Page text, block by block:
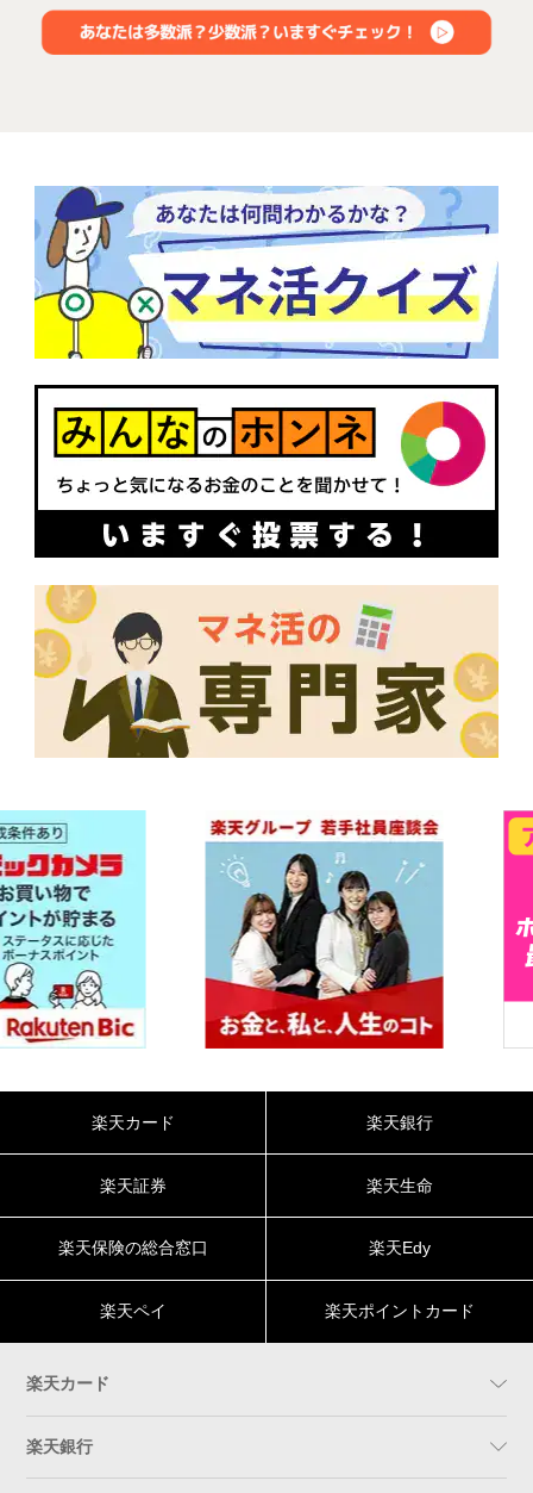
楽天カード 楽天銀行
楽天証券 楽天生命
楽天保険の総合窓口 楽天Edy
楽天ペイ 楽天ポイントカード
楽天カード
楽天銀行